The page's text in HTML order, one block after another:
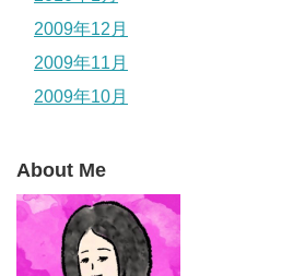
2009年12月
2009年11月
2009年10月
About Me